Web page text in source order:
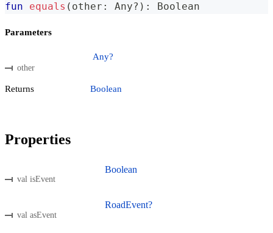
fun equals ( other : Any? ) : Boolean
Parameters
other
Any?
Returns Boolean
Properties
val isEvent
Boolean
val asEvent
RoadEvent?